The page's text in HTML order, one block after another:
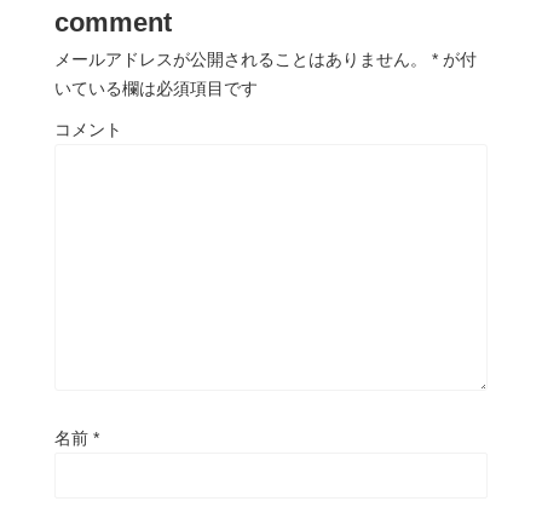
comment
メールアドレスが公開されることはありません。 * が付
いている欄は必須項目です
コメント
名前 *